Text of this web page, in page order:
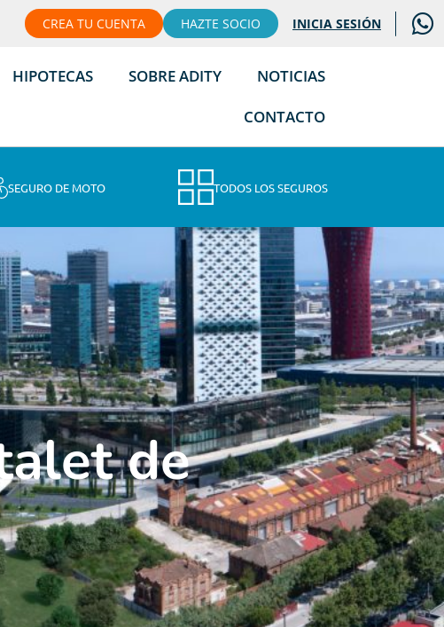
CREA TU CUENTA HAZTE SOCIO INICIA SESIÓN
HIPOTECAS SOBRE ADITY
NOTICIAS
CONTACTO
SEGURO DE MOTO TODOS LOS SEGUROS
de